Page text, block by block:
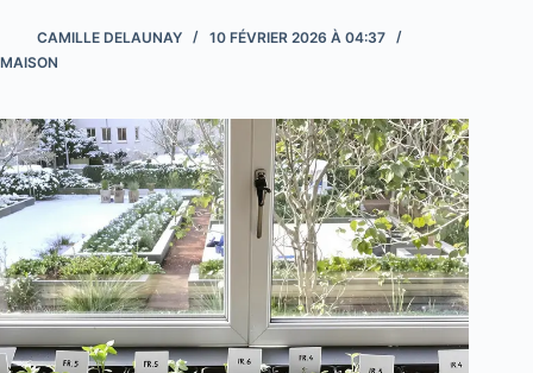
CAMILLE DELAUNAY
10 FÉVRIER 2026 À 04:37
MAISON